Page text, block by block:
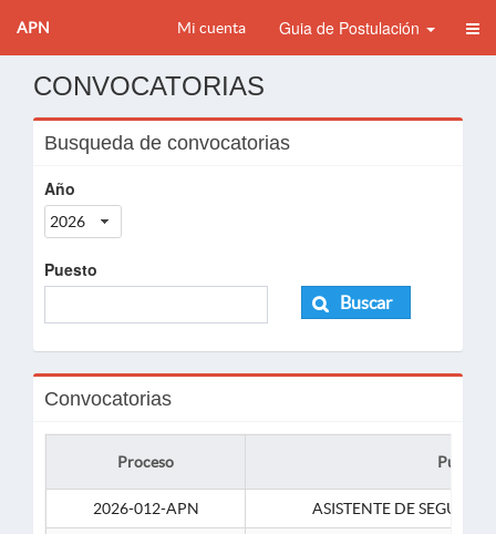
APN Mi cuenta Guia de Postulación
CONVOCATORIAS
Busqueda de convocatorias
Año
2026
Puesto
Buscar
Convocatorias
Proceso Puesto
2026-012-APN ASISTENTE DE